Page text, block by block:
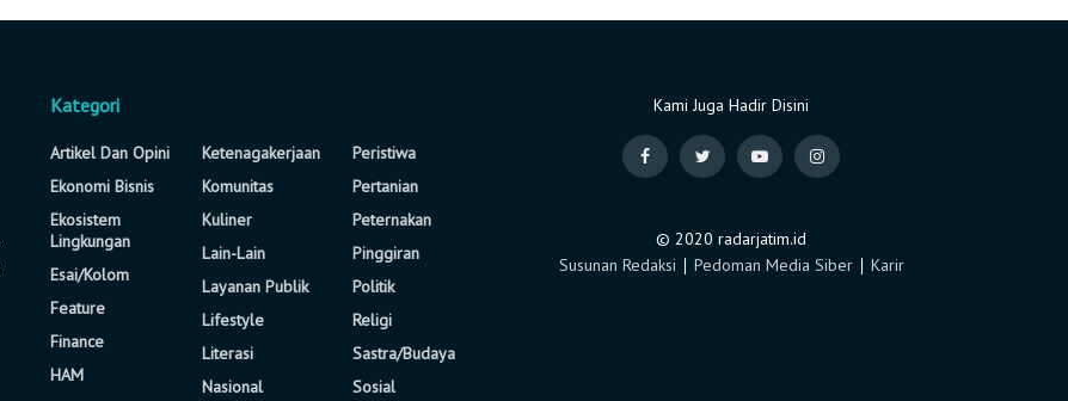
Kategori
Artikel Dan Opini
Ekonomi Bisnis
Ekosistem
Lingkungan
Esai/Kolom
Feature
Finance
HAM
Ketenagakerjaan
Komunitas
Kuliner
Lain-Lain
Layanan Publik
Lifestyle
Literasi
Nasional
Peristiwa
Pertanian
Peternakan
Pinggiran
Politik
Religi
Sastra/Budaya
Sosial
Kami Juga Hadir Disini
© 2020 radarjatim.id
Susunan Redaksi ∣ Pedoman Media Siber∣ Karir